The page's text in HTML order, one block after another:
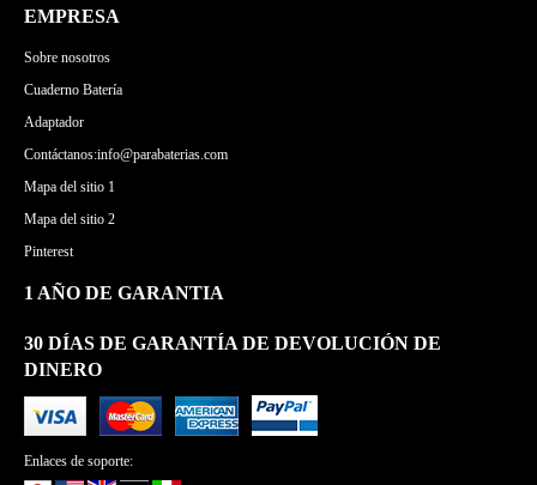
EMPRESA
Sobre nosotros
Cuaderno Batería
Adaptador
Contáctanos:info@parabaterias.com
Mapa del sitio 1
Mapa del sitio 2
Pinterest
1 AÑO DE GARANTIA
30 DÍAS DE GARANTÍA DE DEVOLUCIÓN DE
DINERO
Enlaces de soporte: